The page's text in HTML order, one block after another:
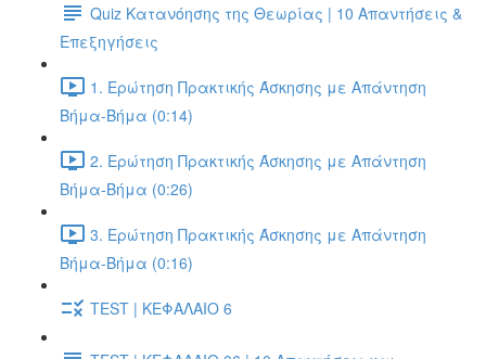
Quiz Κατανόησης της Θεωρίας | 10 Απαντήσεις &
Επεξηγήσεις
1. Ερώτηση Πρακτικής Άσκησης με Απάντηση
Βήμα-Βήμα (0:14)
2. Ερώτηση Πρακτικής Άσκησης με Απάντηση
Βήμα-Βήμα (0:26)
3. Ερώτηση Πρακτικής Άσκησης με Απάντηση
Βήμα-Βήμα (0:16)
TEST | ΚΕΦΑΛΑΙΟ 6